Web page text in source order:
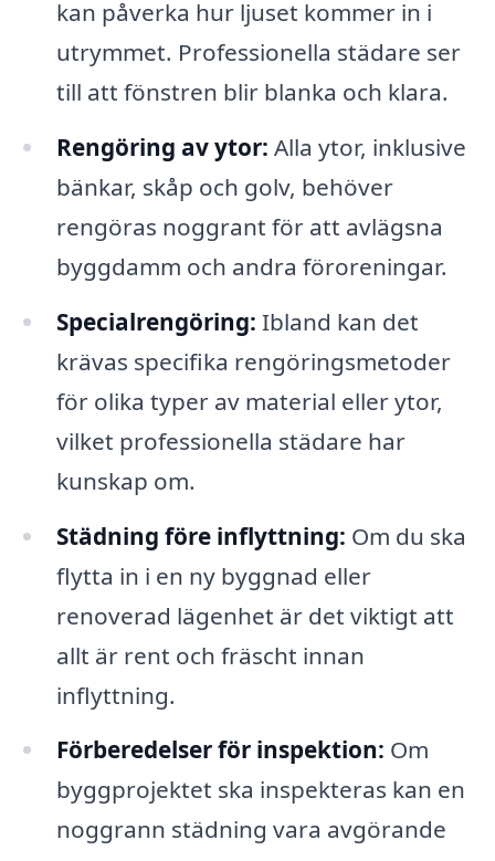
kan påverka hur ljuset kommer in i
utrymmet. Professionella städare ser
till att fönstren blir blanka och klara.
Rengöring av ytor: Alla ytor, inklusive
bänkar, skåp och golv, behöver
rengöras noggrant för att avlägsna
byggdamm och andra föroreningar.
Specialrengöring: Ibland kan det
krävas specifika rengöringsmetoder
för olika typer av material eller ytor,
vilket professionella städare har
kunskap om.
Städning före inflyttning: Om du ska
flytta in i en ny byggnad eller
renoverad lägenhet är det viktigt att
allt är rent och fräscht innan
inflyttning.
Förberedelser för inspektion: Om
byggprojektet ska inspekteras kan en
noggrann städning vara avgörande